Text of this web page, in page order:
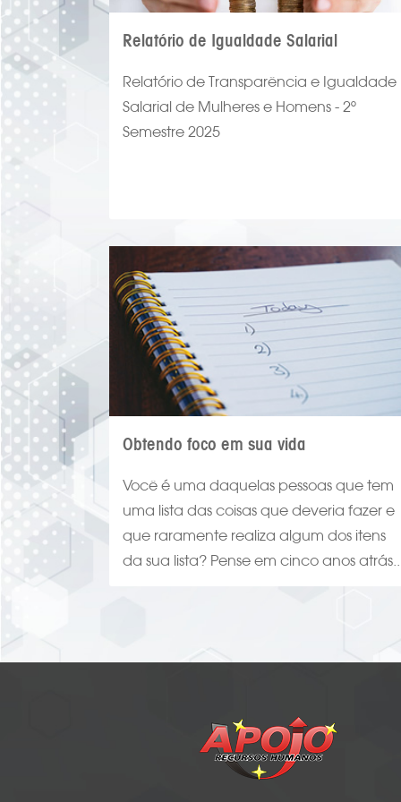
Relatório de Igualdade Salarial
Relatório de Transparência e Igualdade
Salarial de Mulheres e Homens - 2º
Semestre 2025
Obtendo foco em sua vida
Você é uma daquelas pessoas que tem
uma lista das coisas que deveria fazer e
que raramente realiza algum dos itens
da sua lista? Pense em cinco anos